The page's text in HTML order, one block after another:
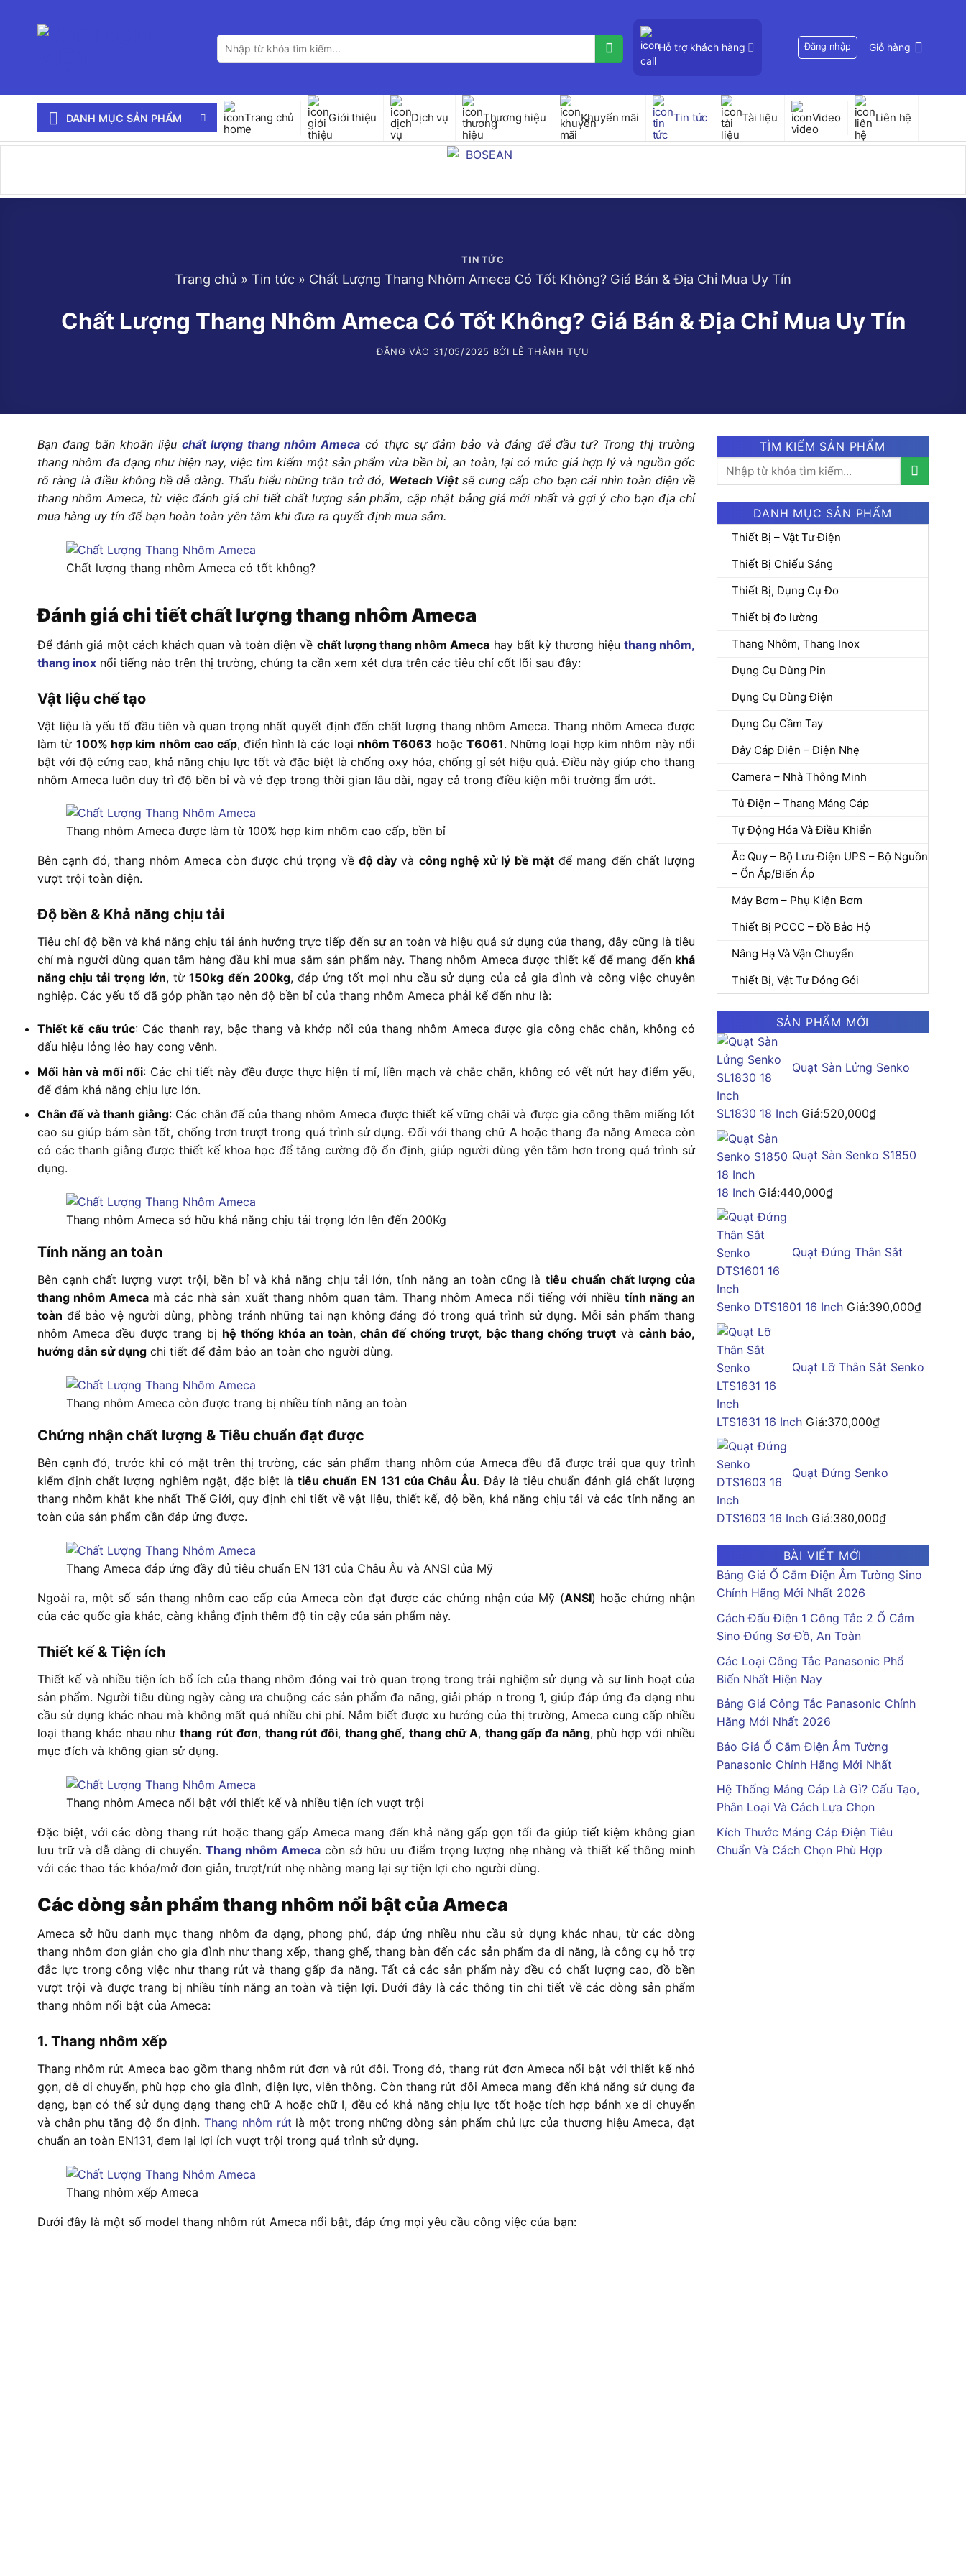
Tìm
kiếm:
Hỗ trợ khách hàng Đăng nhập Giỏ hàng
DANH MỤC SẢN PHẨM Trang chủ Giới thiệu Dịch vụ Thương hiệu Khuyến mãi Tin tức Tài liệu Video Liên hệ
TIN TỨC
Trang chủ » Tin tức » Chất Lượng Thang Nhôm Ameca Có Tốt Không? Giá Bán & Địa Chỉ Mua Uy Tín
Chất Lượng Thang Nhôm Ameca Có Tốt Không? Giá Bán & Địa Chỉ Mua Uy Tín
ĐĂNG VÀO 31/05/2025 BỞI LÊ THÀNH TỰU
Bạn đang băn khoăn liệuchất lượng thang nhôm Ameca có thực sự đảm bảo và đáng để đầu tư? Trong thị trường
thang nhôm đa dạng như hiện nay, việc tìm kiếm một sản phẩm vừa bền bỉ, an toàn, lại có mức giá hợp lý và nguồn gốc
rõ ràng là điều không hề dễ dàng. Thấu hiểu những trăn trở đó, Wetech Việtsẽ cung cấp cho bạn cái nhìn toàn diện về
thang nhôm Ameca, từ việc đánh giá chi tiết chất lượng sản phẩm, cập nhật bảng giá mới nhất và gợi ý cho bạn địa chỉ
mua hàng uy tín để bạn hoàn toàn yên tâm khi đưa ra quyết định mua sắm.
Chất lượng thang nhôm Ameca có tốt không?
Đánh giá chi tiết chất lượng thang nhôm Ameca
Để đánh giá một cách khách quan và toàn diện về chất lượng thang nhôm Ameca hay bất kỳ thương hiệu thang nhôm,
thang inox nổi tiếng nào trên thị trường, chúng ta cần xem xét dựa trên các tiêu chí cốt lõi sau đây:
Vật liệu chế tạo
Vật liệu là yếu tố đầu tiên và quan trọng nhất quyết định đến chất lượng thang nhôm Ameca. Thang nhôm Ameca được
làm từ 100% hợp kim nhôm cao cấp, điển hình là các loại nhôm T6063 hoặc T6061. Những loại hợp kim nhôm này nổi
bật với độ cứng cao, khả năng chịu lực tốt và đặc biệt là chống oxy hóa, chống gỉ sét hiệu quả. Điều này giúp cho thang
nhôm Ameca luôn duy trì độ bền bỉ và vẻ đẹp trong thời gian lâu dài, ngay cả trong điều kiện môi trường ẩm ướt.
Thang nhôm Ameca được làm từ 100% hợp kim nhôm cao cấp, bền bỉ
Bên cạnh đó, thang nhôm Ameca còn được chú trọng về độ dày và công nghệ xử lý bề mặtđể mang đến chất lượng
vượt trội toàn diện.
Độ bền & Khả năng chịu tải
Tiêu chí độ bền và khả năng chịu tải ảnh hưởng trực tiếp đến sự an toàn và hiệu quả sử dụng của thang, đây cũng là tiêu
chí mà người dùng quan tâm hàng đầu khi mua sắm sản phẩm này. Thang nhôm Ameca được thiết kế để mang đến khả
năng chịu tải trọng lớn, từ150kg đến 200kg, đáp ứng tốt mọi nhu cầu sử dụng của cả gia đình và công việc chuyên
nghiệp. Các yếu tố đã góp phần tạo nên độ bền bỉ của thang nhôm Ameca phải kể đến như là:
Thiết kế cấu trúc: Các thanh ray, bậc thang và khớp nối của thang nhôm Ameca được gia công chắc chắn, không có
dấu hiệu lỏng lẻo hay cong vênh.
Mối hàn và mối nối: Các chi tiết này đều được thực hiện tỉ mỉ, liền mạch và chắc chắn, không có vết nứt hay điểm yếu,
để đảm khả năng chịu lực lớn.
Chân đế và thanh giằng: Các chân đế của thang nhôm Ameca được thiết kế vững chãi và được gia công thêm miếng lót
cao su giúp bám sàn tốt, chống trơn trượt trong quá trình sử dụng. Đối với thang chữ A hoặc thang đa năng Ameca còn
có các thanh giằng được thiết kế khoa học để tăng cường độ ổn định, giúp người dùng yên tâm hơn trong quá trình sử
dụng.
Thang nhôm Ameca sở hữu khả năng chịu tải trọng lớn lên đến 200Kg
Tính năng an toàn
Bên cạnh chất lượng vượt trội, bền bỉ và khả năng chịu tải lớn, tính năng an toàn cũng làtiêu chuẩn chất lượng của
thang nhôm Ameca mà các nhà sản xuất thang nhôm quan tâm. Thang nhôm Ameca nổi tiếng với nhiều tính năng an
toàn để bảo vệ người dùng, phòng tránh những tai nạn không đáng đó trong quá trình sử dụng. Mỗi sản phẩm thang
nhôm Ameca đều được trang bị hệ thống khóa an toàn,chân đế chống trượt, bậc thang chống trượt vàcảnh báo,
hướng dẫn sử dụng chi tiết để đảm bảo an toàn cho người dùng.
Thang nhôm Ameca còn được trang bị nhiều tính năng an toàn
Chứng nhận chất lượng & Tiêu chuẩn đạt được
Bên cạnh đó, trước khi có mặt trên thị trường, các sản phẩm thang nhôm của Ameca đều đã được trải qua quy trình
kiểm định chất lượng nghiêm ngặt, đặc biệt làtiêu chuẩn EN 131 của Châu Âu. Đây là tiêu chuẩn đánh giá chất lượng
thang nhôm khắt khe nhất Thế Giới, quy định chi tiết về vật liệu, thiết kế, độ bền, khả năng chịu tải và các tính năng an
toàn của sản phẩm cần đáp ứng được.
Thang Ameca đáp ứng đầy đủ tiêu chuẩn EN 131 của Châu Âu và ANSI của Mỹ
Ngoài ra, một số sản thang nhôm cao cấp của Ameca còn đạt được các chứng nhận của Mỹ (ANSI) hoặc chứng nhận
của các quốc gia khác, càng khẳng định thêm độ tin cậy của sản phẩm này.
Thiết kế & Tiện ích
Thiết kế và nhiều tiện ích bổ ích của thang nhôm đóng vai trò quan trọng trong trải nghiệm sử dụng và sự linh hoạt của
sản phẩm. Người tiêu dùng ngày càng ưa chuộng các sản phẩm đa năng, giải pháp n trong 1, giúp đáp ứng đa dạng nhu
cầu sử dụng khác nhau mà không mất quá nhiều chi phí. Nắm biết được xu hướng của thị trường, Ameca cung cấp nhiều
loại thang khác nhau nhưthang rút đơn, thang rút đôi, thang ghế, thang chữ A, thang gấp đa năng, phù hợp với nhiều
mục đích và không gian sử dụng.
Thang nhôm Ameca nổi bật với thiết kế và nhiều tiện ích vượt trội
Đặc biệt, với các dòng thang rút hoặc thang gấp Ameca mang đến khả năng gấp gọn tối đa giúp tiết kiệm không gian
lưu trữ và dễ dàng di chuyển. Thang nhôm Amecacòn sở hữu ưu điểm trọng lượng nhẹ nhàng và thiết kế thông minh
với các thao tác khóa/mở đơn giản, trượt/rút nhẹ nhàng mang lại sự tiện lợi cho người dùng.
Các dòng sản phẩm thang nhôm nổi bật của Ameca
Ameca sở hữu danh mục thang nhôm đa dạng, phong phú, đáp ứng nhiều nhu cầu sử dụng khác nhau, từ các dòng
thang nhôm đơn giản cho gia đình như thang xếp, thang ghế, thang bàn đến các sản phẩm đa di năng, là công cụ hỗ trợ
đắc lực trong công việc như thang rút và thang gấp đa năng. Tất cả các sản phẩm này đều có chất lượng cao, đồ bền
vượt trội và được trang bị nhiều tính năng an toàn và tiện lợi. Dưới đây là các thông tin chi tiết về các dòng sản phẩm
thang nhôm nổi bật của Ameca:
1. Thang nhôm xếp
Thang nhôm rút Ameca bao gồm thang nhôm rút đơn và rút đôi. Trong đó, thang rút đơn Ameca nổi bật với thiết kế nhỏ
gọn, dễ di chuyển, phù hợp cho gia đình, điện lực, viễn thông. Còn thang rút đôi Ameca mang đến khả năng sử dụng đa
dạng, bạn có thể sử dụng dạng thang chữ A hoặc chữ I, đều có khả năng chịu lực tốt hoặc tích hợp bánh xe di chuyển
và chân phụ tăng độ ổn định.Thang nhôm rút là một trong những dòng sản phẩm chủ lực của thương hiệu Ameca, đạt
chuẩn an toàn EN131, đem lại lợi ích vượt trội trong quá trình sử dụng.
Thang nhôm xếp Ameca
Dưới đây là một số model thang nhôm rút Ameca nổi bật, đáp ứng mọi yêu cầu công việc của bạn:
TÌM KIẾM SẢN PHẨM
Tìm
DANH MỤC SẢN PHẨM
Thiết Bị – Vật Tư Điện
Thiết Bị Chiếu Sáng
Thiết Bị, Dụng Cụ Đo
Thiết bị đo lường
Thang Nhôm, Thang Inox
Dụng Cụ Dùng Pin
Dụng Cụ Dùng Điện
Dụng Cụ Cầm Tay
Dây Cáp Điện – Điện Nhẹ
Camera – Nhà Thông Minh
Tủ Điện – Thang Máng Cáp
Tự Động Hóa Và Điều Khiển
Ắc Quy – Bộ Lưu Điện UPS – Bộ Nguồn
– Ổn Áp/Biến Áp
Máy Bơm – Phụ Kiện Bơm
Thiết Bị PCCC – Đồ Bảo Hộ
Nâng Hạ Và Vận Chuyển
Thiết Bị, Vật Tư Đóng Gói
SẢN PHẨM MỚI
Quạt Sàn Lửng Senko
SL1830 18 Inch Giá:520,000₫
Quạt Sàn Senko S1850
18 Inch Giá:440,000₫
Quạt Đứng Thân Sắt
Senko DTS1601 16 Inch Giá:390,000₫
Quạt Lỡ Thân Sắt Senko
LTS1631 16 Inch Giá:370,000₫
Quạt Đứng Senko
DTS1603 16 Inch Giá:380,000₫
BÀI VIẾT MỚI
Bảng Giá Ổ Cắm Điện Âm Tường Sino
Chính Hãng Mới Nhất 2026
Cách Đấu Điện 1 Công Tắc 2 Ổ Cắm
Sino Đúng Sơ Đồ, An Toàn
Các Loại Công Tắc Panasonic Phổ
Biến Nhất Hiện Nay
Bảng Giá Công Tắc Panasonic Chính
Hãng Mới Nhất 2026
Báo Giá Ổ Cắm Điện Âm Tường
Panasonic Chính Hãng Mới Nhất
Hệ Thống Máng Cáp Là Gì? Cấu Tạo,
Phân Loại Và Cách Lựa Chọn
Kích Thước Máng Cáp Điện Tiêu
Chuẩn Và Cách Chọn Phù Hợp